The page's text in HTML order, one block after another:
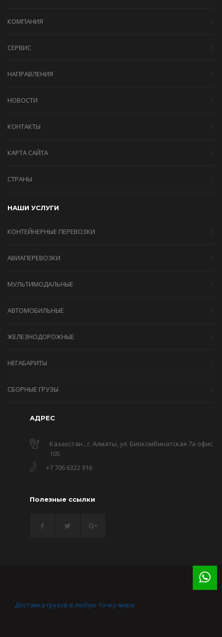
КОМПАНИЯ
СЕРВИС
НАПРАВЛЕНИЯ
НОВОСТИ
КОНТАКТЫ
КАРТА САЙТА
СТРАНЫ
НАШИ УСЛУГИ
КОНТЕЙНЕРНЫЕ ПЕРЕВОЗКИ
АВИАПЕРЕВОЗКИ
МУЛЬТИМОДАЛЬНЫЕ
АВТОМОБИЛЬНЫЕ
ЖЕЛЕЗНОДОРОЖНЫЕ
НЕГАБАРИТЫ
СБОРНЫЕ ГРУЗЫ
АДРЕС
Казахстан , г. Алматы, ул. Биокомбинатская 7а офис
105
+7 706 6322 916
Полезные ссылки
Доставка грузов в любую точку мира